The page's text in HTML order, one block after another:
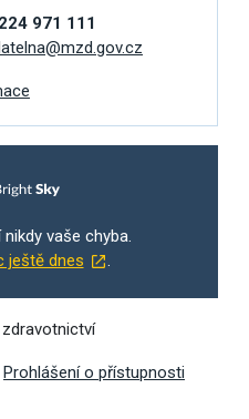
224 971 111
vaše chyba.
ještě dnes
.
Prohlášení o přístupnosti